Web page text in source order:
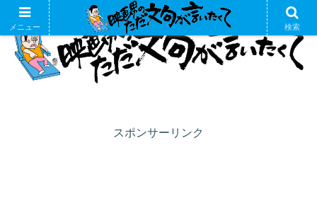
スポンサーリンク
メニュー 検索